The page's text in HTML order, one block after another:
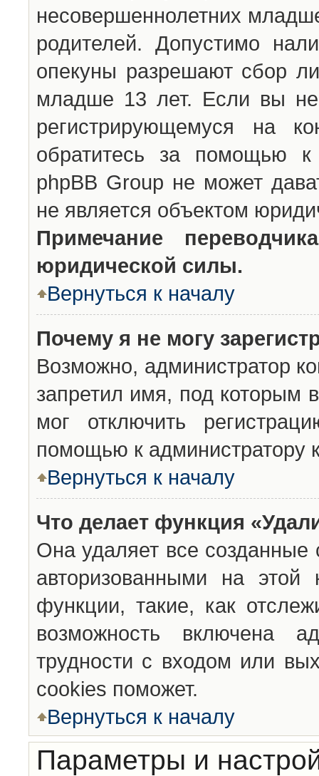
несовершеннолетних
родителей. Допустимо
опекуны разрешают сбор
младше 13 лет. Если вы
регистрирующемуся на
обратитесь за помощью к
phpBB Group не может
не является объектом
Примечание
юридической силы.
Вернуться к началу
Почему я не могу
Возможно, администратор
запретил имя, под которым
мог отключить
помощью к администратору
Вернуться к началу
Что делает функция
Она удаляет все созданные
авторизованными на
функции, такие, как
возможность включена
трудности с входом или
cookies поможет.
Вернуться к началу
Параметры и